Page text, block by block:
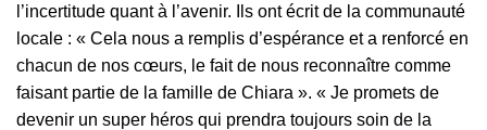
l’incertitude quant à l’avenir. Ils ont écrit de la communauté
locale : « Cela nous a remplis d’espérance et a renforcé en
chacun de nos cœurs, le fait de nous reconnaître comme
faisant partie de la famille de Chiara ». « Je promets de
devenir un super héros qui prendra toujours soin de la